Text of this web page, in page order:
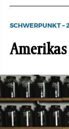
SCHWERPUNKT –